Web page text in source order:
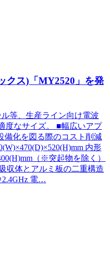
クス)「MY2520」を発
等、生産ライン向け電波
度なサイズ。 ■幅広いアプ
備化を図る際のコスト削減
内形
（※突起物を除く）
収体とアルミ板の二重構造
2.4GHz 電…